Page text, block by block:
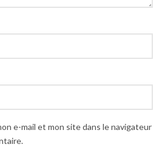
e-mail et mon site dans le navigateur